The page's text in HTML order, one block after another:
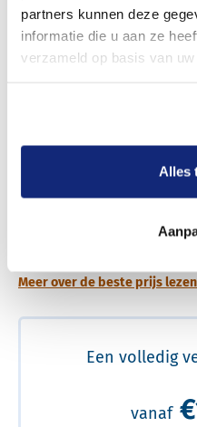
partners kunnen deze
informatie die u aan ze
verzameld op basis van
Alles
Dit kost een
Meer over de beste prijs lezen
Een volledig
vanaf